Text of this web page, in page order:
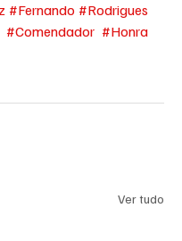
#Fernando #Rodrigues
#Comendador #Honra
Ver tudo